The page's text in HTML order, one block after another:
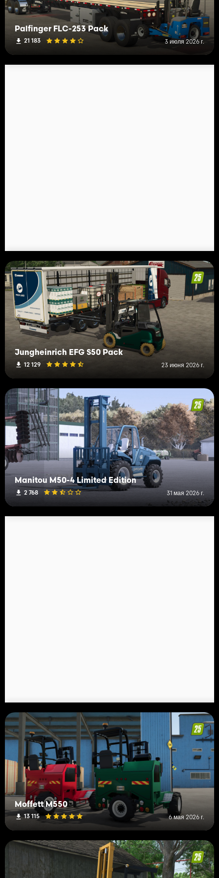
Palfinger FLC-253 Pack
21 183 3 июля 2026 г.
Jungheinrich EFG S50 Pack
12 129 23 июня 2026 г.
Manitou M50-4 Limited Edition
2 768 31 мая 2026 г.
Moffett M550
13 115 6 мая 2026 г.